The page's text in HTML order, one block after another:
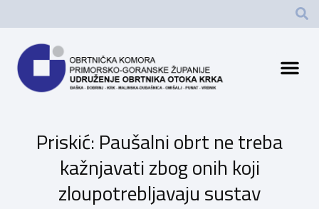
Priskić: Paušalni obrt ne treba
kažnjavati zbog onih koji
zloupotrebljavaju sustav